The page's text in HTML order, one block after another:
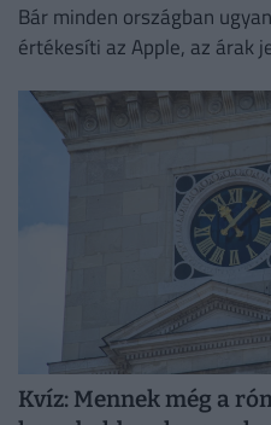
Bár minden országban
értékesíti az Apple, az árak
Kvíz: Mennek még a